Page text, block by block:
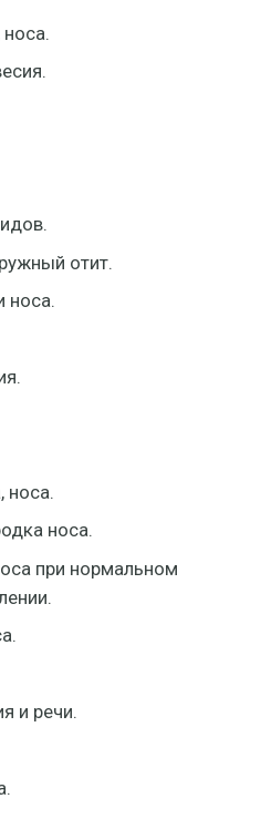
отит.
носа.
носа.
носа.
при нормальном
и речи.